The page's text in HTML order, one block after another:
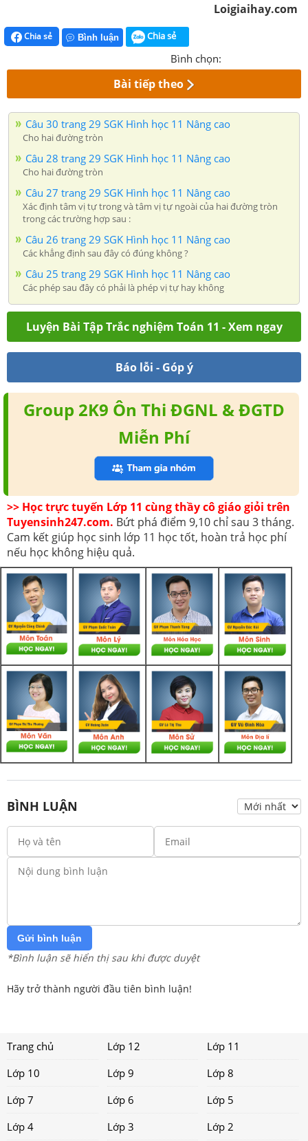
Loigiaihay.com
Chia sẻ Bình luận Chia sẻ
Bình chọn:
Bài tiếp theo
Câu 30 trang 29 SGK Hình học 11 Nâng cao
Cho hai đường tròn
Câu 28 trang 29 SGK Hình học 11 Nâng cao
Cho hai đường tròn
Câu 27 trang 29 SGK Hình học 11 Nâng cao
Xác định tâm vị tự trong và tâm vị tự ngoài của hai đường tròn
trong các trường hợp sau :
Câu 26 trang 29 SGK Hình học 11 Nâng cao
Các khẳng định sau đây có đúng không ?
Câu 25 trang 29 SGK Hình học 11 Nâng cao
Các phép sau đây có phải là phép vị tự hay không
Luyện Bài Tập Trắc nghiệm Toán 11 - Xem ngay
Báo lỗi - Góp ý
Group 2K9 Ôn Thi ĐGNL & ĐGTD
Miễn Phí
>> Học trực tuyến Lớp 11 cùng thầy cô giáo giỏi trên
Tuyensinh247.com. Bứt phá điểm 9,10 chỉ sau 3 tháng.
Cam kết giúp học sinh lớp 11 học tốt, hoàn trả học phí
nếu học không hiệu quả.
BÌNH LUẬN
Gửi bình luận
*Bình luận sẽ hiển thị sau khi được duyệt
Hãy trở thành người đầu tiên bình luận!
Trang chủ Lớp 12
Lớp 11
Lớp 10
Lớp 9
Lớp 8
Lớp 7
Lớp 6
Lớp 5
Lớp 4
Lớp 3 Lớp 2